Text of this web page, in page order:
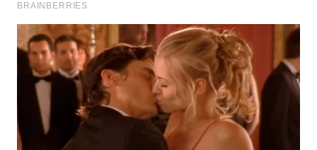
WN
INDRAMAYU
WN
KUNINGAN
WN
MAJALENGKA